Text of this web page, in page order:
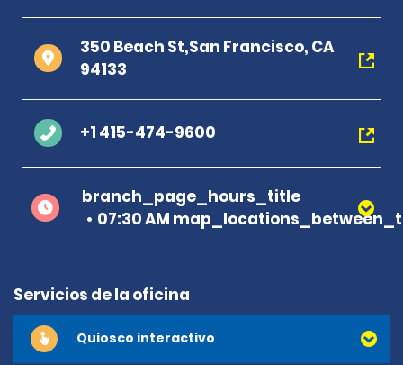
350 Beach St,San Francisco, CA
94133
+1 415-474-9600
branch_page_hours_title
07:30 AM
Servicios de la oficina
Quiosco interactivo